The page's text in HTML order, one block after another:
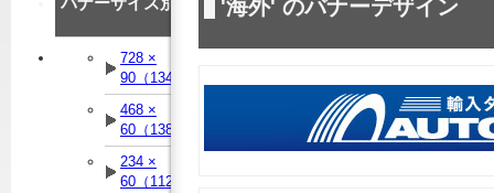
728 ×
90（134）
468 ×
60（138）
234 ×
60（112）
'海外' のバナーデザイン